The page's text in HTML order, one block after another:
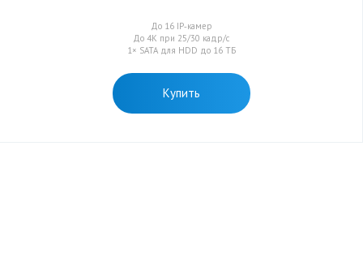
До 16 IP‑камер
До 4K при 25/30 кадр/с
1× SATA для HDD до 16 ТБ
Купить